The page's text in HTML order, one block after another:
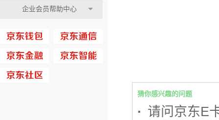
企业会员帮助中心
猜你感兴趣的问题
· 请问京东E